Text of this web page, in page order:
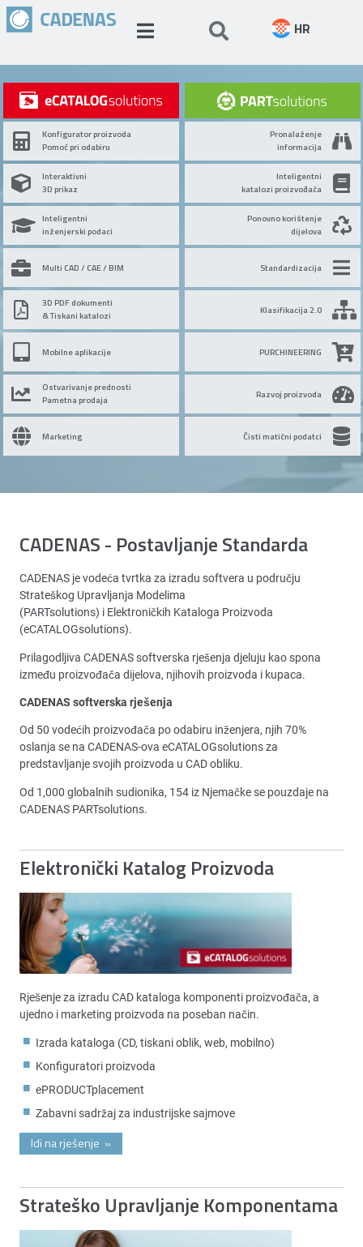
HR
Konfigurator proizvoda
Pomoć pri odabiru
Interaktivni
3D prikaz
Inteligentni
inženjerski podaci
Multi CAD / CAE / BIM
3D PDF dokumenti
& Tiskani katalozi
Mobilne aplikacije
Ostvarivanje prednosti
Pametna prodaja
Marketing
Pronalaženje
informacija
Inteligentni
katalozi proizvođača
Ponovno korištenje
dijelova
Standardizacija
Klasifikacija 2.0
PURCHINEERING
Razvoj proizvoda
Čisti matični podatci
CADENAS - Postavljanje Standarda
CADENAS je vodeća tvrtka za izradu softvera u području
Strateškog Upravljanja Modelima
(PARTsolutions) i Elektroničkih Kataloga Proizvoda
(eCATALOGsolutions).
Prilagodljiva CADENAS softverska rješenja djeluju kao spona
između proizvođača dijelova, njihovih proizvoda i kupaca.
CADENAS softverska rješenja
Od 50 vodećih proizvođača po odabiru inženjera, njih 70%
oslanja se na CADENAS-ova eCATALOGsolutions za
predstavljanje svojih proizvoda u CAD obliku.
Od 1,000 globalnih sudionika, 154 iz Njemačke se pouzdaje na
CADENAS PARTsolutions.
Elektronički Katalog Proizvoda
Rješenje za izradu CAD kataloga komponenti proizvođača, a
ujedno i marketing proizvoda na poseban način.
Izrada kataloga (CD, tiskani oblik, web, mobilno)
Konfiguratori proizvoda
ePRODUCTplacement
Zabavni sadržaj za industrijske sajmove
Idi na rješenje »
Strateško Upravljanje Komponentama